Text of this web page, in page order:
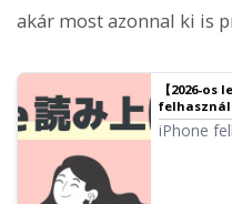
akár most azonnal ki is
【2026-os
iPhone